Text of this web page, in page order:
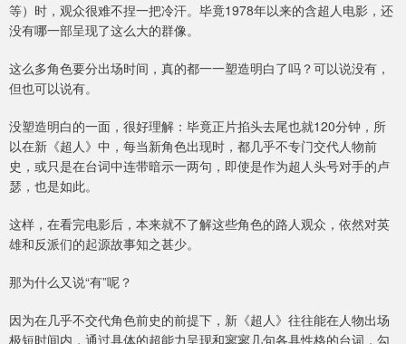
等）时，观众很难不捏一把冷汗。毕竟1978年以来的含超人电影，还
没有哪一部呈现了这么大的群像。
这么多角色要分出场时间，真的都一一塑造明白了吗？可以说没有，
但也可以说有。
没塑造明白的一面，很好理解：毕竟正片掐头去尾也就120分钟，所
以在新《超人》中，每当新角色出现时，都几乎不专门交代人物前
史，或只是在台词中连带暗示一两句，即使是作为超人头号对手的卢
瑟，也是如此。
这样，在看完电影后，本来就不了解这些角色的路人观众，依然对英
雄和反派们的起源故事知之甚少。
那为什么又说“有”呢？
因为在几乎不交代角色前史的前提下，新《超人》往往能在人物出场
极短时间内，通过具体的超能力呈现和寥寥几句各具性格的台词，勾